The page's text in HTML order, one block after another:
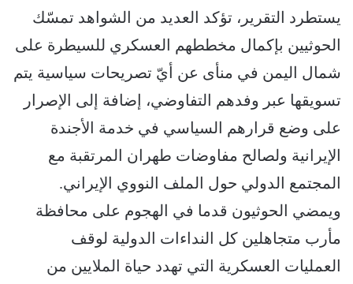
يستطرد التقرير، تؤكد العديد من الشواهد تمسّك
الحوثيين بإكمال مخططهم العسكري للسيطرة على
شمال اليمن في منأى عن أيّ تصريحات سياسية يتم
تسويقها عبر وفدهم التفاوضي، إضافة إلى الإصرار
على وضع قرارهم السياسي في خدمة الأجندة
الإيرانية ولصالح مفاوضات طهران المرتقبة مع
المجتمع الدولي حول الملف النووي الإيراني.
ويمضي الحوثيون قدما في الهجوم على محافظة
مأرب متجاهلين كل النداءات الدولية لوقف
العمليات العسكرية التي تهدد حياة الملايين من